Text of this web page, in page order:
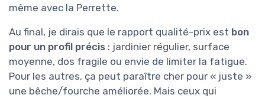
même avec la Perrette.
Au final, je dirais que le rapport qualité-prix est bon
pour un profil précis : jardinier régulier, surface
moyenne, dos fragile ou envie de limiter la fatigue.
Pour les autres, ça peut paraître cher pour « juste »
une bêche/fourche améliorée. Mais ceux qui